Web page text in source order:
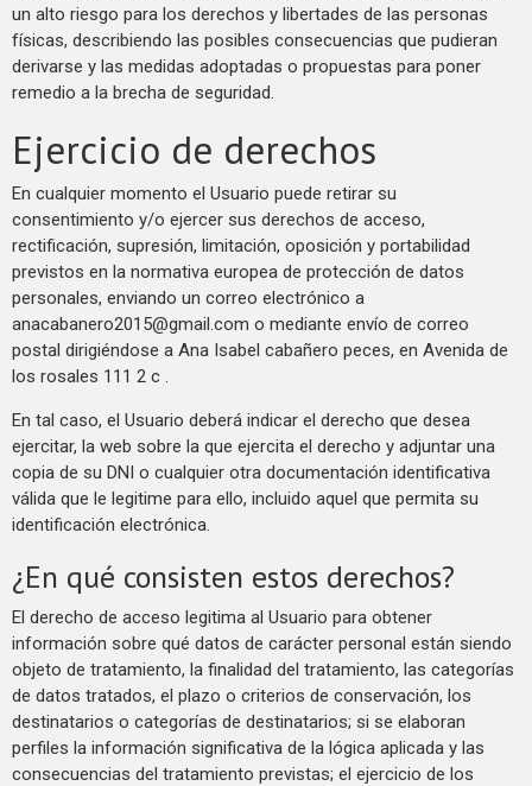
un alto riesgo para los derechos y libertades de las personas
físicas, describiendo las posibles consecuencias que pudieran
derivarse y las medidas adoptadas o propuestas para poner
remedio a la brecha de seguridad.
Ejercicio de derechos
En cualquier momento el Usuario puede retirar su
consentimiento y/o ejercer sus derechos de acceso,
rectificación, supresión, limitación, oposición y portabilidad
previstos en la normativa europea de protección de datos
personales, enviando un correo electrónico a
anacabanero2015@gmail.com o mediante envío de correo
postal dirigiéndose a Ana Isabel cabañero peces, en Avenida de
los rosales 111 2 c .
En tal caso, el Usuario deberá indicar el derecho que desea
ejercitar, la web sobre la que ejercita el derecho y adjuntar una
copia de su DNI o cualquier otra documentación identificativa
válida que le legitime para ello, incluido aquel que permita su
identificación electrónica.
¿En qué consisten estos derechos?
El derecho de acceso legitima al Usuario para obtener
información sobre qué datos de carácter personal están siendo
objeto de tratamiento, la finalidad del tratamiento, las categorías
de datos tratados, el plazo o criterios de conservación, los
destinatarios o categorías de destinatarios; si se elaboran
perfiles la información significativa de la lógica aplicada y las
consecuencias del tratamiento previstas; el ejercicio de los